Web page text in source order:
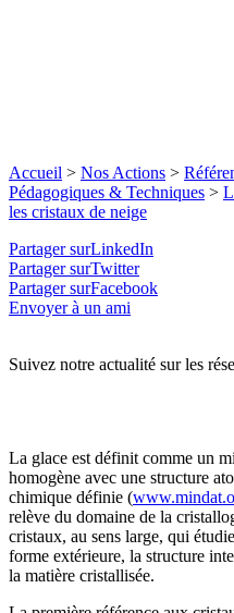
Accueil > Nos Actions >
Pédagogiques & Techniques >
les cristaux de neige
Partager surLinkedIn
Partager surTwitter
Partager surFacebook
Envoyer à un ami
Suivez notre actualité sur les
La glace est définit comme un
homogène avec une structure
chimique définie (
relève du domaine de la
cristaux, au sens large, qui
forme extérieure, la structure
la matière cristallisée.